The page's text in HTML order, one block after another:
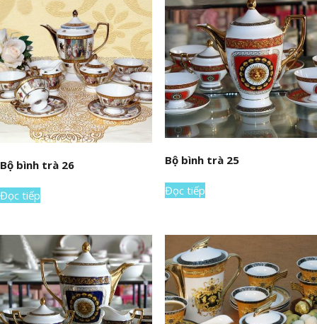
Bộ bình trà 26
Đọc tiếp
Bộ bình trà 25
Đọc tiếp